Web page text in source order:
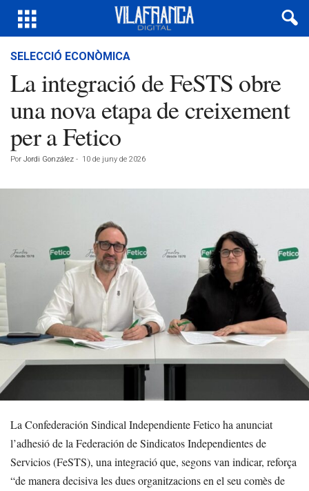
SELECCIÓ ECONÒMICA
La integració de FeSTS obre
una nova etapa de creixement
per a Fetico
Por Jordi González - 10 de juny de 2026
La Confederación Sindical Independiente Fetico ha anunciat
l’adhesió de la Federación de Sindicatos Independientes de
Servicios (FeSTS), una integració que, segons van indicar, reforça
“de manera decisiva les dues organitzacions en el seu comès de